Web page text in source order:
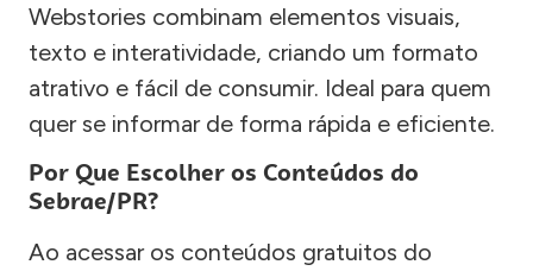
Webstories combinam elementos visuais,
texto e interatividade, criando um formato
atrativo e fácil de consumir. Ideal para quem
quer se informar de forma rápida e eficiente.
Por Que Escolher os Conteúdos do
Sebrae/PR?
Ao acessar os conteúdos gratuitos do